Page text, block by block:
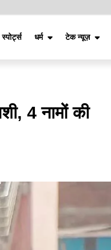
स्पोर्ट्स धर्म टेक न्यूज़
4 नामों की